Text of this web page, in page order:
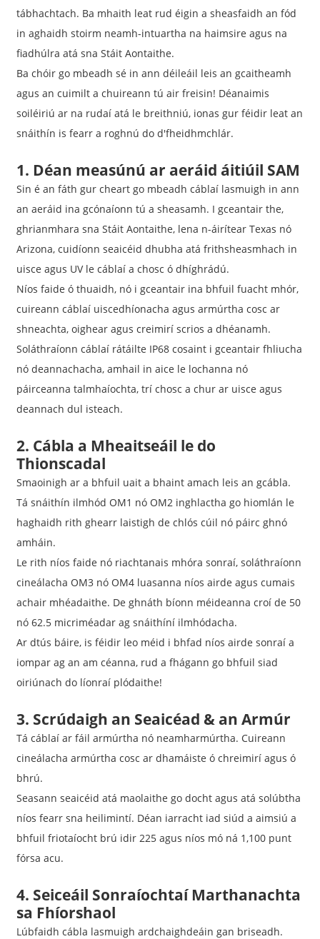
tábhachtach. Ba mhaith leat rud éigin a sheasfaidh an fód
in aghaidh stoirm neamh-intuartha na haimsire agus na
fiadhúlra atá sna Stáit Aontaithe.
Ba chóir go mbeadh sé in ann déileáil leis an gcaitheamh
agus an cuimilt a chuireann tú air freisin! Déanaimis
soiléiriú ar na rudaí atá le breithniú, ionas gur féidir leat an
snáithín is fearr a roghnú do d'fheidhmchlár.
1. Déan measúnú ar aeráid áitiúil SAM
Sin é an fáth gur cheart go mbeadh cáblaí lasmuigh in ann
an aeráid ina gcónaíonn tú a sheasamh. I gceantair the,
ghrianmhara sna Stáit Aontaithe, lena n-áirítear Texas nó
Arizona, cuidíonn seaicéid dhubha atá frithsheasmhach in
uisce agus UV le cáblaí a chosc ó dhíghrádú.
Níos faide ó thuaidh, nó i gceantair ina bhfuil fuacht mhór,
cuireann cáblaí uiscedhíonacha agus armúrtha cosc ​​ar
shneachta, oighear agus creimirí scrios a dhéanamh.
Soláthraíonn cáblaí rátáilte IP68 cosaint i gceantair fhliucha
nó deannachacha, amhail in aice le lochanna nó
páirceanna talmhaíochta, trí chosc a chur ar uisce agus
deannach dul isteach.
2. Cábla a Mheaitseáil le do
Thionscadal
Smaoinigh ar a bhfuil uait a bhaint amach leis an gcábla.
Tá snáithín ilmhód OM1 nó OM2 inghlactha go hiomlán le
haghaidh rith ghearr laistigh de chlós cúil nó páirc ghnó
amháin.
Le rith níos faide nó riachtanais mhóra sonraí, soláthraíonn
cineálacha OM3 nó OM4 luasanna níos airde agus cumais
achair mhéadaithe. De ghnáth bíonn méideanna croí de 50
nó 62.5 micriméadar ag snáithíní ilmhódacha.
Ar dtús báire, is féidir leo méid i bhfad níos airde sonraí a
iompar ag an am céanna, rud a fhágann go bhfuil siad
oiriúnach do líonraí plódaithe!
3. Scrúdaigh an Seaicéad & an Armúr
Tá cáblaí ar fáil armúrtha nó neamharmúrtha. Cuireann
cineálacha armúrtha cosc ​​ar dhamáiste ó chreimirí agus ó
bhrú.
Seasann seaicéid atá maolaithe go docht agus atá solúbtha
níos fearr sna heilimintí. Déan iarracht iad siúd a aimsiú a
bhfuil friotaíocht brú idir 225 agus níos mó ná 1,100 punt
fórsa acu.
4. Seiceáil Sonraíochtaí Marthanachta
sa Fhíorshaol
Lúbfaidh cábla lasmuigh ardchaighdeáin gan briseadh.